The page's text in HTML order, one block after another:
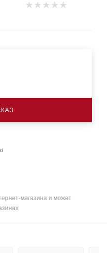
магазина и может